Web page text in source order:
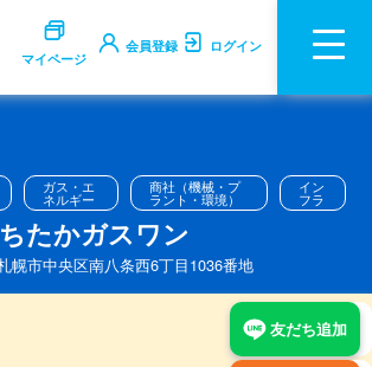
マイページ
会員登録 ログイン
ガス・エ
ネルギー
商社（機械・プ
ラント・環境）
イン
フラ
たかガスワン
幌市中央区南八条西6丁目1036番地
友だち追加